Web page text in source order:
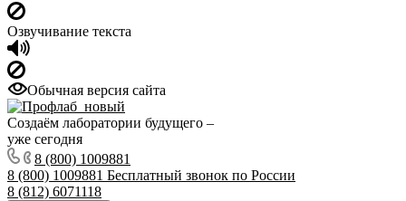
Озвучивание текста
Обычная версия сайта
Создаём лаборатории будущего –
уже сегодня
8 (800) 1009881
8 (800) 1009881 Бесплатный звонок по России
8 (812) 6071118